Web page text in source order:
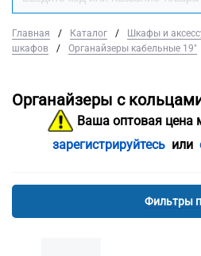
Главная / Каталог / Шкафы и
шкафов
/ Органайзеры кабельные 19"
Органайзеры с
Ваша оптовая цена
зарегистрируйтесьили
Фильтры